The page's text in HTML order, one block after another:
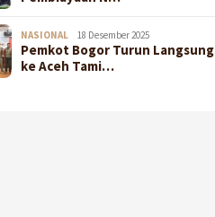
NASIONAL 18 Desember 2025
Pemkot Bogor Turun Langsung
ke Aceh Tami…